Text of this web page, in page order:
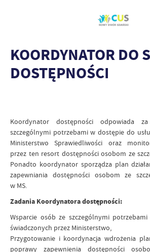
KOORDYNATOR DO
DOSTĘPNOŚCI
Koordynator dostępności odpowiada
szczególnymi potrzebami w dostępie do
Ministerstwo Sprawiedliwości oraz
przez ten resort dostępności osobom ze
Ponadto koordynator sporządza plan
zapewniania dostępności osobom ze
w MS.
Zadania Koordynatora dostępności:
Wsparcie osób ze szczególnymi
świadczonych przez Ministerstwo,
Przygotowanie i koordynacja wdrożenia
poprawy zapewnienia dostępności